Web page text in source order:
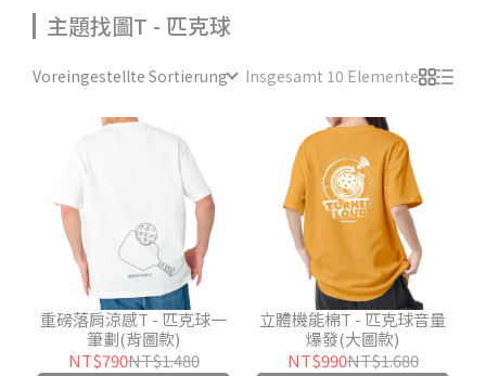
主題找圖T - 匹克球
Voreingestellte Sortierung Insgesamt 10 Elemente
重磅落肩涼感T - 匹克球一
筆劃(背圖款)
NT$790NT$1.480
立體機能棉T - 匹克球音量
爆發(大圖款)
NT$990NT$1.680